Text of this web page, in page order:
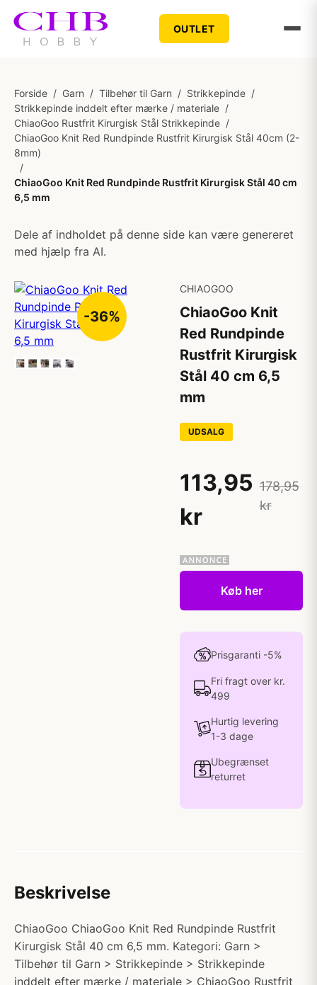
OUTLET
Forside / Garn / Tilbehør til Garn / Strikkepinde /
Strikkepinde inddelt efter mærke / materiale /
ChiaoGoo Rustfrit Kirurgisk Stål Strikkepinde /
ChiaoGoo Knit Red Rundpinde Rustfrit Kirurgisk Stål 40cm (2-
8mm)
/
ChiaoGoo Knit Red Rundpinde Rustfrit Kirurgisk Stål 40 cm
6,5 mm
Dele af indholdet på denne side kan være genereret
med hjælp fra AI.
-36%
CHIAOGOO
ChiaoGoo Knit
Red Rundpinde
Rustfrit Kirurgisk
Stål 40 cm 6,5
mm
UDSALG
113,95
kr
178,95
kr
Køb her
Prisgaranti -5%
Fri fragt over kr.
499
Hurtig levering
1-3 dage
Ubegrænset
returret
Beskrivelse
ChiaoGoo ChiaoGoo Knit Red Rundpinde Rustfrit
Kirurgisk Stål 40 cm 6,5 mm. Kategori: Garn >
Tilbehør til Garn > Strikkepinde > Strikkepinde
inddelt efter mærke / materiale > ChiaoGoo Rustfrit